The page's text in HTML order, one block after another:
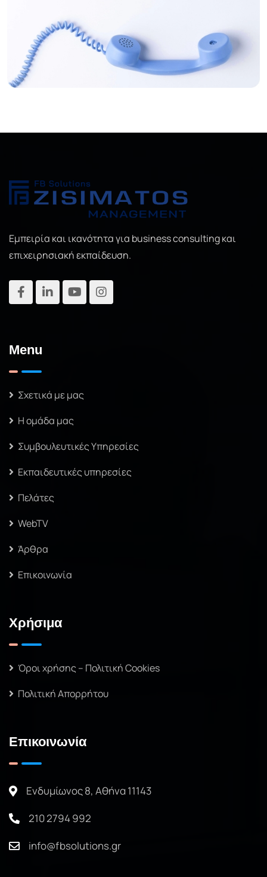
Εμπειρία και ικανότητα για business consulting και
επιχειρησιακή εκπαίδευση.
Menu
Σχετικά με μας
Η ομάδα μας
Συμβουλευτικές Υπηρεσίες
Εκπαιδευτικές υπηρεσίες
Πελάτες
WebTV
Άρθρα
Επικοινωνία
Χρήσιμα
Όροι χρήσης – Πολιτική Cookies
Πολιτική Απορρήτου
Επικοινωνία
Ενδυμίωνος 8, Αθήνα 11143
210 2794 992
info@fbsolutions.gr